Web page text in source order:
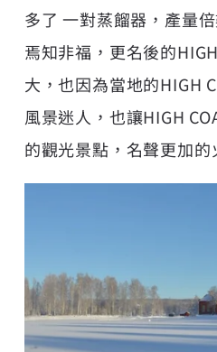
多了 一對蒸餾器，產量
焉知非福，更名後的
大，也因為當地的HIGH
風景迷人，也讓HIGH
的觀光景點，名聲更加的